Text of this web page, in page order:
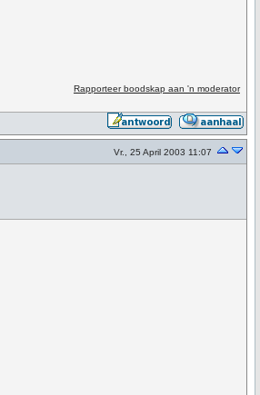
Rapporteer boodskap aan 'n moderator
Vr., 25 April 2003 11:07